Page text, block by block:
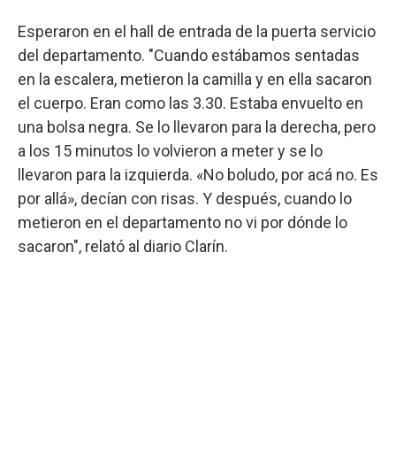
Esperaron en el hall de entrada de la puerta servicio
del departamento. "Cuando estábamos sentadas
en la escalera, metieron la camilla y en ella sacaron
el cuerpo. Eran como las 3.30. Estaba envuelto en
una bolsa negra. Se lo llevaron para la derecha, pero
a los 15 minutos lo volvieron a meter y se lo
llevaron para la izquierda. «No boludo, por acá no. Es
por allá», decían con risas. Y después, cuando lo
metieron en el departamento no vi por dónde lo
sacaron", relató al diario Clarín.